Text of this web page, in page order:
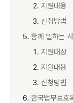
지원내용
신청방법
함께 일하는
지원대상
지원내용
신청방법
한국법무보호